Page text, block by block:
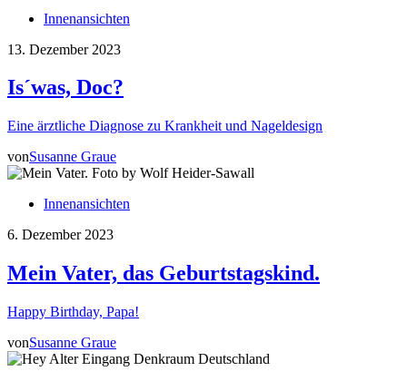
Innenansichten
13. Dezember 2023
Is´was, Doc?
Eine ärztliche Diagnose zu Krankheit und Nageldesign
vonSusanne Graue
Innenansichten
6. Dezember 2023
Mein Vater, das Geburtstagskind.
Happy Birthday, Papa!
vonSusanne Graue